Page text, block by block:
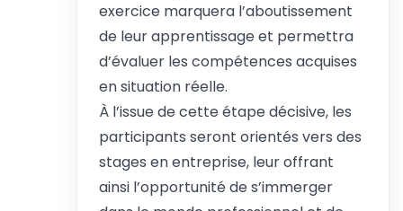
exercice marquera l’aboutissement
de leur apprentissage et permettra
d’évaluer les compétences acquises
en situation réelle.
À l’issue de cette étape décisive, les
participants seront orientés vers des
stages en entreprise, leur offrant
ainsi l’opportunité de s’immerger